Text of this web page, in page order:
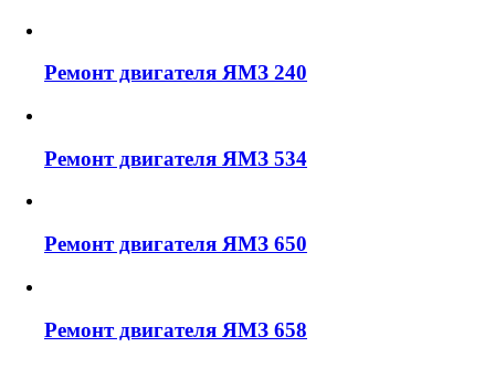
Ремонт двигателя ЯМЗ 240
Ремонт двигателя ЯМЗ 534
Ремонт двигателя ЯМЗ 650
Ремонт двигателя ЯМЗ 658